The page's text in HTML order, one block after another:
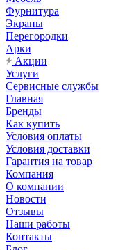
Фурнитура
Экраны
Перегородки
Арки
Акции
Услуги
Сервисные службы
Главная
Бренды
Как купить
Условия оплаты
Условия доставки
Гарантия на товар
Компания
О компании
Новости
Отзывы
Наши работы
Контакты